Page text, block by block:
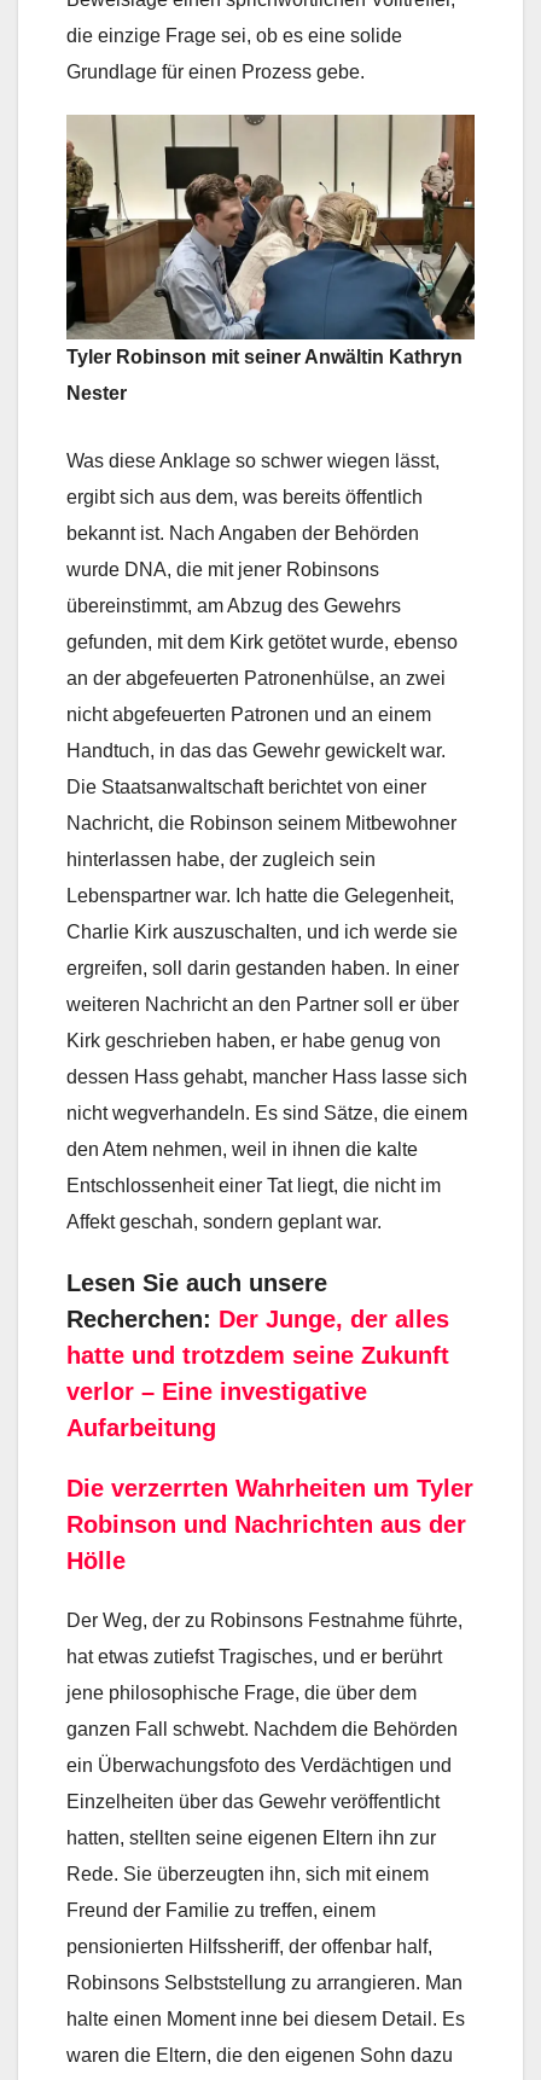
die einzige Frage sei, ob es eine solide
Grundlage für einen Prozess gebe.
Tyler Robinson mit seiner Anwältin Kathryn
Nester
Was diese Anklage so schwer wiegen lässt,
ergibt sich aus dem, was bereits öffentlich
bekannt ist. Nach Angaben der Behörden
wurde DNA, die mit jener Robinsons
übereinstimmt, am Abzug des Gewehrs
gefunden, mit dem Kirk getötet wurde, ebenso
an der abgefeuerten Patronenhülse, an zwei
nicht abgefeuerten Patronen und an einem
Handtuch, in das das Gewehr gewickelt war.
Die Staatsanwaltschaft berichtet von einer
Nachricht, die Robinson seinem Mitbewohner
hinterlassen habe, der zugleich sein
Lebenspartner war. Ich hatte die Gelegenheit,
Charlie Kirk auszuschalten, und ich werde sie
ergreifen, soll darin gestanden haben. In einer
weiteren Nachricht an den Partner soll er über
Kirk geschrieben haben, er habe genug von
dessen Hass gehabt, mancher Hass lasse sich
nicht wegverhandeln. Es sind Sätze, die einem
den Atem nehmen, weil in ihnen die kalte
Entschlossenheit einer Tat liegt, die nicht im
Affekt geschah, sondern geplant war.
Lesen Sie auch unsere
Recherchen: Der Junge, der alles
hatte und trotzdem seine Zukunft
verlor – Eine investigative
Aufarbeitung
Die verzerrten Wahrheiten um Tyler
Robinson und Nachrichten aus der
Hölle
Der Weg, der zu Robinsons Festnahme führte,
hat etwas zutiefst Tragisches, und er berührt
jene philosophische Frage, die über dem
ganzen Fall schwebt. Nachdem die Behörden
ein Überwachungsfoto des Verdächtigen und
Einzelheiten über das Gewehr veröffentlicht
hatten, stellten seine eigenen Eltern ihn zur
Rede. Sie überzeugten ihn, sich mit einem
Freund der Familie zu treffen, einem
pensionierten Hilfssheriff, der offenbar half,
Robinsons Selbststellung zu arrangieren. Man
halte einen Moment inne bei diesem Detail. Es
waren die Eltern, die den eigenen Sohn dazu